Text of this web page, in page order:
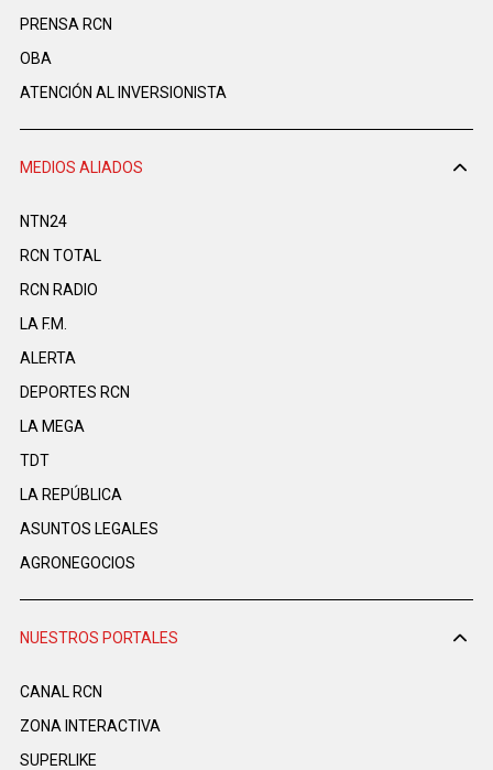
PRENSA RCN
OBA
ATENCIÓN AL INVERSIONISTA
MEDIOS ALIADOS
NTN24
RCN TOTAL
RCN RADIO
LA F.M.
ALERTA
DEPORTES RCN
LA MEGA
TDT
LA REPÚBLICA
ASUNTOS LEGALES
AGRONEGOCIOS
NUESTROS PORTALES
CANAL RCN
ZONA INTERACTIVA
SUPERLIKE